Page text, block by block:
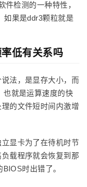
件检测的一种特性，
如果是ddr3颗粒就是
低有关系吗
法，是显存大小，而
也就是运算速度的快
的文件短时间内激增
显卡为了在待机时节
载程序就会恢复到那
时出错了。